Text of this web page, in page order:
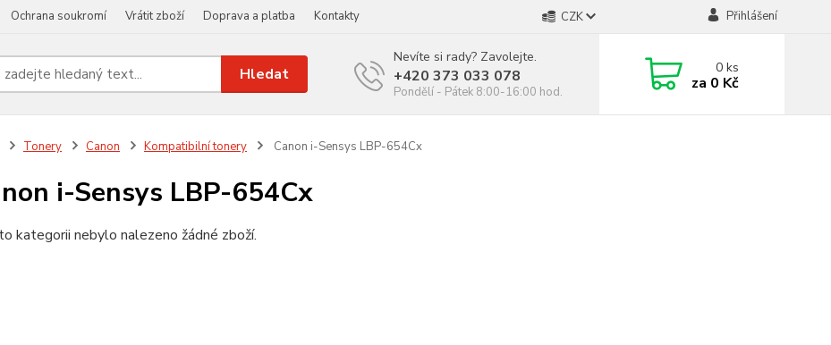
Ochrana soukromí Vrátit zboží Doprava a platba Kontakty CZK Přihlášení
Hledat
Nevíte si rady? Zavolejte.
+420 373 033 078
Pondělí - Pátek 8:00-16:00 hod.
0ks
za 0 Kč
Tonery Canon Kompatibilní tonery Canon i-Sensys LBP-654Cx
i-Sensys LBP-654Cx
kategorii nebylo nalezeno žádné zboží.